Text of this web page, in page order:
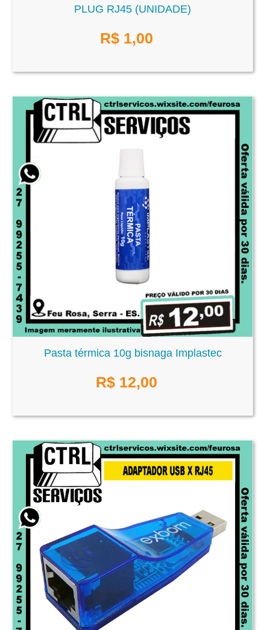
PLUG RJ45 (UNIDADE)
R$ 1,00
Pasta térmica 10g bisnaga Implastec
R$ 12,00